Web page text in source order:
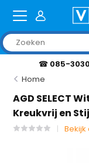
☎ 085-
Home
AGD SELECT
Kreukvrij en
Bekijk